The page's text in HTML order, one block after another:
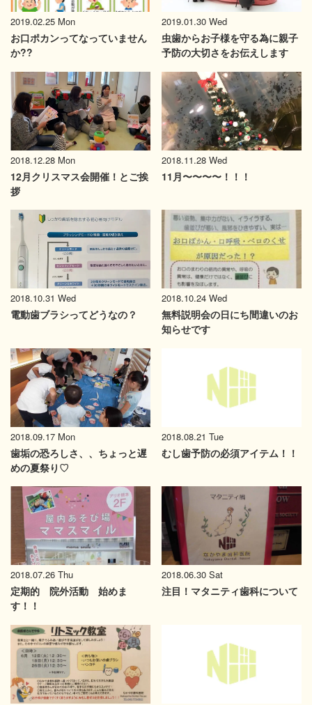
2019.02.25 Mon
お口ポカンってなっていません
か??
2019.01.30 Wed
虫歯からお子様を守る為に親子
予防の大切さをお伝えします
2018.12.28 Mon
12月クリスマス会開催！とご挨
拶
2018.11.28 Wed
11月〜〜〜〜！！！
2018.10.31 Wed
電動歯ブラシってどうなの？
2018.10.24 Wed
無料説明会の日にち間違いのお
知らせです
2018.09.17 Mon
歯垢の恐ろしさ、、ちょっと遅
めの夏祭り♡
2018.08.21 Tue
むし歯予防の必須アイテム！！
2018.07.26 Thu
定期的 院外活動 始めま
す！！
2018.06.30 Sat
注目！マタニティ歯科について